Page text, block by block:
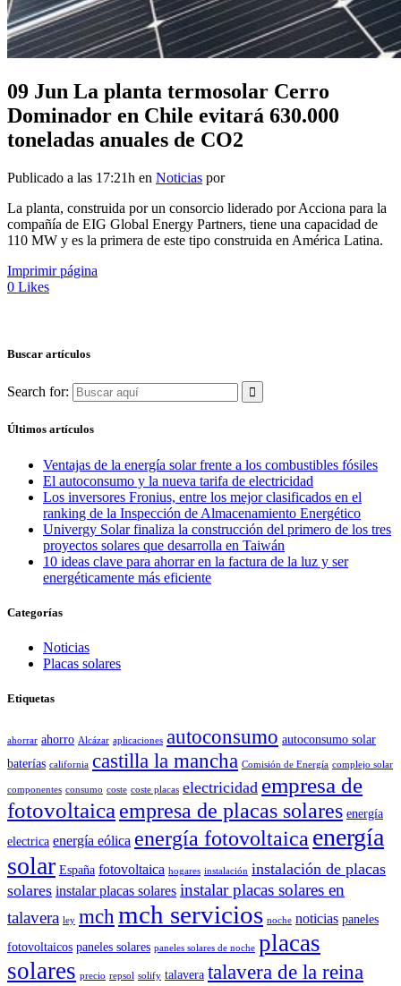
09 Jun La planta termosolar Cerro
Dominador en Chile evitará 630.000
toneladas anuales de CO2
Publicado a las 17:21h en Noticias por
La planta, construida por un consorcio liderado por Acciona para la
compañía de EIG Global Energy Partners, tiene una capacidad de
110 MW y es la primera de este tipo construida en América Latina.
Imprimir página
0 Likes
Buscar artículos
Search for:
Últimos artículos
Ventajas de la energía solar frente a los combustibles fósiles
El autoconsumo y la nueva tarifa de electricidad
Los inversores Fronius, entre los mejor clasificados en el
ranking de la Inspección de Almacenamiento Energético
Univergy Solar finaliza la construcción del primero de los tres
proyectos solares que desarrolla en Taiwán
10 ideas clave para ahorrar en la factura de la luz y ser
energéticamente más eficiente
Categorías
Noticias
Placas solares
Etiquetas
ahorrar ahorro Alcázar aplicaciones autoconsumo autoconsumo solar
baterías california castilla la mancha Comisión de Energía complejo solar
componentes consumo coste coste placas electricidad empresa de
fotovoltaica empresa de placas solares energía
electrica energía eólica energía fotovoltaica energía
solar España fotovoltaica hogares instalación instalación de placas
solares instalar placas solares instalar placas solares en
talavera ley mch mch servicios noche noticias paneles
fotovoltaicos paneles solares paneles solares de noche placas
solares precio repsol solify talavera talavera de la reina